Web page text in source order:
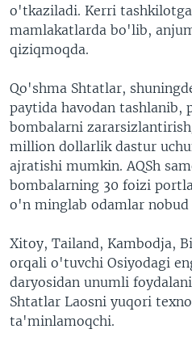
o'tkaziladi. Kerri
mamlakatlarda bo'lib,
qiziqmoqda.
Qo'shma Shtatlar,
paytida havodan tashlanib,
bombalarni
million dollarlik dastur
ajratishi mumkin. AQSh
bombalarning 30 foizi
o'n minglab odamlar
Xitoy, Tailand, Kambodja,
orqali o'tuvchi Osiyodagi
daryosidan unumli
Shtatlar Laosni yuqori
ta'minlamoqchi.